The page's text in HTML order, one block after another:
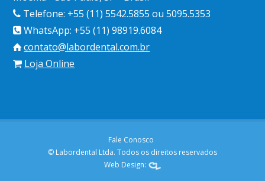
Telefone: +55 (11) 5542.5855 ou 5095.5353
WhatsApp: +55 (11) 98919.6084
contato@labordental.com.br
Loja Online
Fale Conosco
© Labordental Ltda. Todos os direitos reservados
Web Design: